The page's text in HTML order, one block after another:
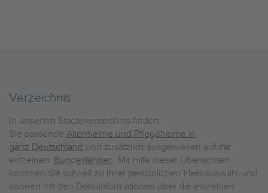
Verzeichnis
In unserem Städteverzeichnis finden
Sie passende Altenheime und Pflegeheime in
ganz Deutschland und zusätzlich ausgewiesen auf die
einzelnen Bundesländer. Mit Hilfe dieser Übersichten
kommen Sie schnell zu Ihrer persönlichen Heimauswahl und
können mit den Detailinformationen über die einzelnen